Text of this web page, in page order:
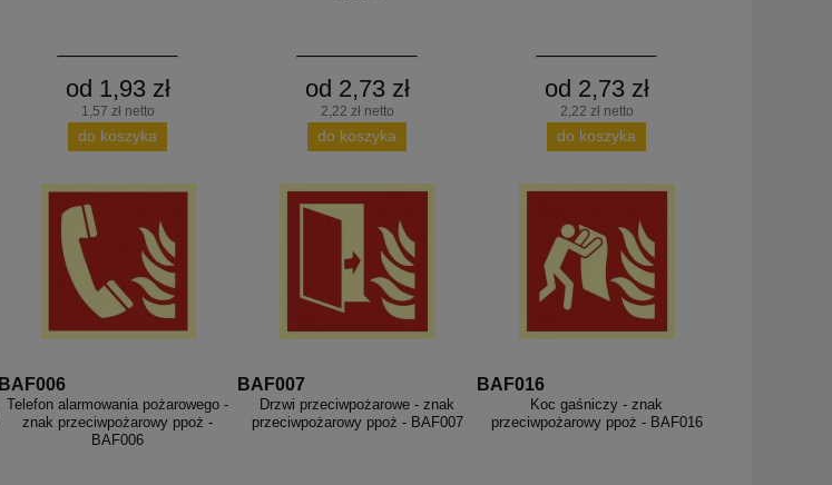
od 1,93 zł
1,57 zł netto
do koszyka
od 2,73 zł
2,22 zł netto
do koszyka
od 2,73 zł
2,22 zł netto
do koszyka
BAF006
Telefon alarmowania pożarowego -
znak przeciwpożarowy ppoż -
BAF006
BAF007
Drzwi przeciwpożarowe - znak
przeciwpożarowy ppoż - BAF007
BAF016
Koc gaśniczy - znak
przeciwpożarowy ppoż - BAF016